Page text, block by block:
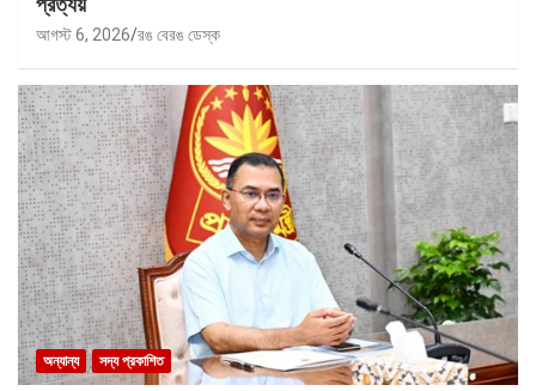
আগস্ট 6, 2026 রঙ বেরঙ ডেস্ক
অন্যান্য সদ্য প্রকাশিত